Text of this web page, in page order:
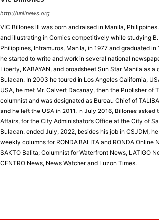
http://unlinews.org
VIC Billones lll was born and raised in Manila,
and illustrating in Comics competitively while studying
Philippines, Intramuros, Manila, in 1977 and graduated
he started to write and work in several national
Liberty, KABAYAN, and broadsheet Sun Star Manila as
Bulacan. In 2003 he toured in Los Angeles California,
USA, he met Mr. Calvert Dacanay, then the Publisher of
columnist and was designated as Bureau Chief of
and he left the USA in 2011. In July 2016, Billones
Affairs, for the City Administrator’s Office at the City of
Bulacan. ended July, 2022, besides his job in CSJDM,
weekly columns for RONDA BALITA and RONDA Online
SAKTO Balita; Columnist for Waterfront News, LATIGO
CENTRO News, News Watcher and Luzon Times.